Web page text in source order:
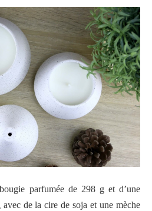
parfumée de 298 g et d’une
de la cire de soja et une mèche